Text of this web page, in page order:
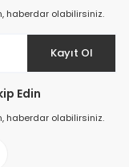
haberdar olabilirsiniz.
Kayıt Ol
Edin
haberdar olabilirsiniz.